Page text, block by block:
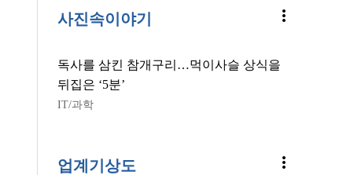
사진속이야기 more_vert
독사를 삼킨 참개구리…먹이사슬 상식을
뒤집은 ‘5분’
IT/과학
업계기상도 more_vert